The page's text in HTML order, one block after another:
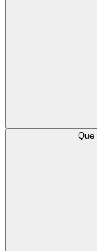
Que